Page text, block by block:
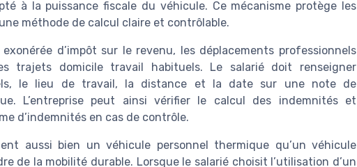
à la puissance fiscale du véhicule. Ce mécanisme protège les
méthode de calcul claire et contrôlable.
d’impôt sur le revenu, les déplacements professionnels
trajets domicile travail habituels. Le salarié doit renseigner
le lieu de travail, la distance et la date sur une note de
L’entreprise peut ainsi vérifier le calcul des indemnités et
d’indemnités en cas de contrôle.
aussi bien un véhicule personnel thermique qu’un véhicule
de la mobilité durable. Lorsque le salarié choisit l’utilisation d’un